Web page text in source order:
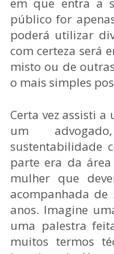
público for
poderá utilizar
com certeza será
misto ou de
o mais simples
Certa vez assisti
um
sustentabilidade
parte era da
mulher que
acompanhada
anos. Imagine
uma palestra
muitos termos